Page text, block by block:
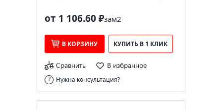
от 1 106.60 ₽зам2
В КОРЗИНУ КУПИТЬ В 1 КЛИК
Сравнить В избранное
Нужна консультация?